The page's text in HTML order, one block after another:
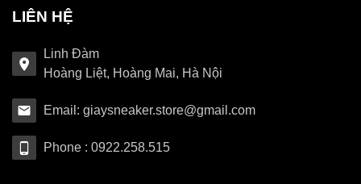
LIÊN HỆ
Linh Đàm
Hoàng Liệt, Hoàng Mai, Hà Nội
Email: giaysneaker.store@gmail.com
Phone : 0922.258.515